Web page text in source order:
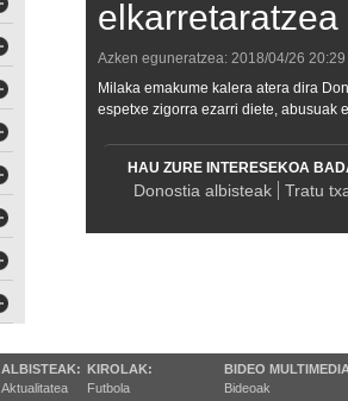
Azken eguneratzea: 2018/04/26 20:29
Milaka emakume kalera atera dira
espetxe zigorra ezarri diete, abusuak
HAU ZURE INTERESEKOA
Donostia albisteak Tratu
ALBISTEAK:
Aktualitatea
KIROLAK:
Futbola
BIDEO MULTIMEDIA
Bideoak